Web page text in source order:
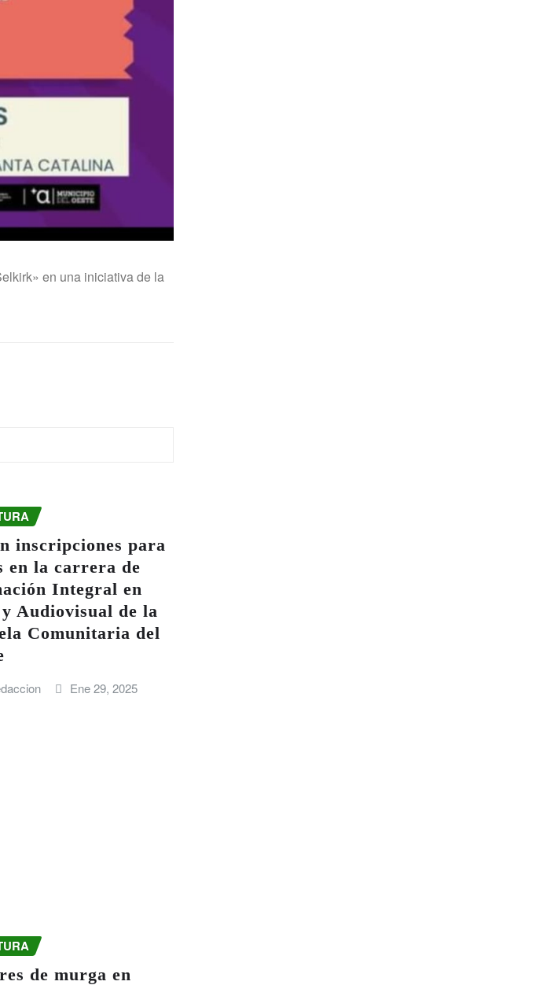
en una iniciativa de la
inscripciones para
en la carrera de
Integral en
Audiovisual de la
Comunitaria del
Ene 29, 2025
de murga en